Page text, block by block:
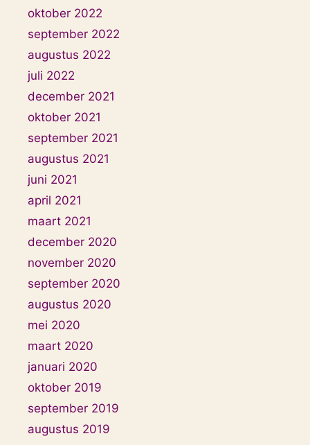
oktober 2022
september 2022
augustus 2022
juli 2022
december 2021
oktober 2021
september 2021
augustus 2021
juni 2021
april 2021
maart 2021
december 2020
november 2020
september 2020
augustus 2020
mei 2020
maart 2020
januari 2020
oktober 2019
september 2019
augustus 2019